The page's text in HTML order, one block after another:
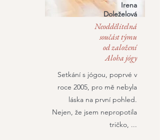
Irena
Doleželová
Neoddělitelná
součást týmu
od založení
Aloha jógy
Setkání s jógou, poprvé v
roce 2005, pro mě nebyla
láska na první pohled.
Nejen, že jsem nepropotila
tričko, ...